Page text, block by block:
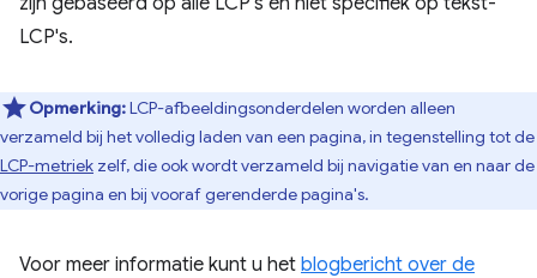
LCP's.
Opmerking:LCP-afbeeldingsonderdelen worden alleen
verzameld bij het volledig laden van een pagina, in tegenstelling tot de
LCP-metriek zelf, die ook wordt verzameld bij navigatie van en naar de
vorige pagina en bij vooraf gerenderde pagina's.
Voor meer informatie kunt u het blogbericht over de